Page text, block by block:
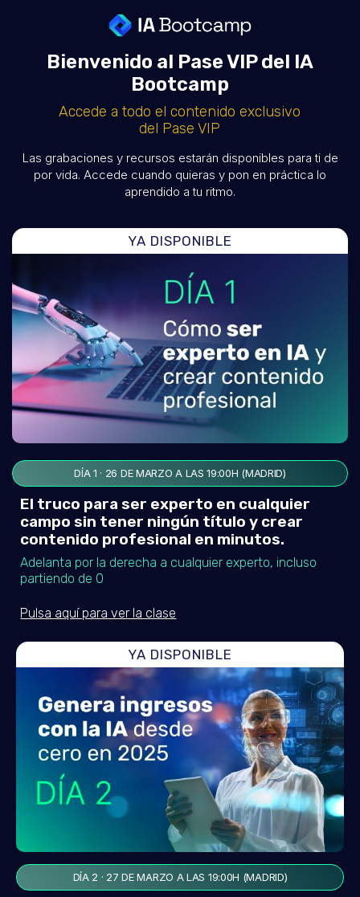
Bienvenido al Pase VIP del IA
Bootcamp
Accede a todo el contenido exclusivo
del Pase VIP
Las grabaciones y recursos estarán disponibles para ti de
por vida. Accede cuando quieras y pon en práctica lo
aprendido a tu ritmo.
DÍA 1 · 26 DE MARZO A LAS 19:00H (MADRID)
El truco para ser experto en cualquier
campo sin tener ningún título y crear
contenido profesional en minutos.
Adelanta por la derecha a cualquier experto, incluso
partiendo de 0
Pulsa aquí para ver la clase
YA DISPONIBLE
DÍA 2 · 27 DE MARZO A LAS 19:00H (MADRID)
YA DISPONIBLE